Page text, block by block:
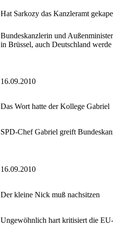
Hat Sarkozy das Kanzleramt
Bundeskanzlerin und
in Brüssel, auch Deutschland
16.09.2010
Das Wort hatte der Kollege Gabriel
SPD-Chef Gabriel greift
16.09.2010
Der kleine Nick muß nachsitzen
Ungewöhnlich hart kritisiert die